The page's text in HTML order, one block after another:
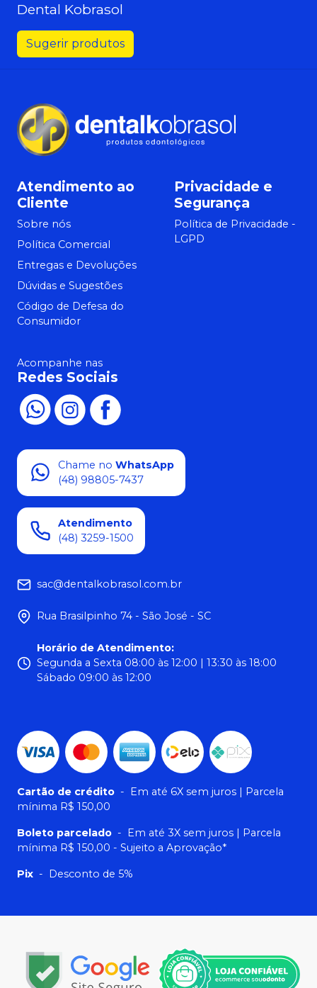
Dental Kobrasol
Sugerir produtos
Atendimento ao
Cliente
Sobre nós
Política Comercial
Entregas e Devoluções
Dúvidas e Sugestões
Código de Defesa do
Consumidor
Privacidade e
Segurança
Política de Privacidade -
LGPD
Acompanhe nas
Redes Sociais
Chame no WhatsApp
(48) 98805-7437
Atendimento
(48) 3259-1500
sac@dentalkobrasol.com.br
Rua Brasilpinho 74 - São José - SC
Horário de Atendimento:
Segunda a Sexta 08:00 às 12:00 | 13:30 às 18:00
Sábado 09:00 às 12:00
Cartão de crédito - Em até 6X sem juros | Parcela
mínima R$ 150,00
Boleto parcelado - Em até 3X sem juros | Parcela
mínima R$ 150,00 - Sujeito a Aprovação*
Pix - Desconto de 5%